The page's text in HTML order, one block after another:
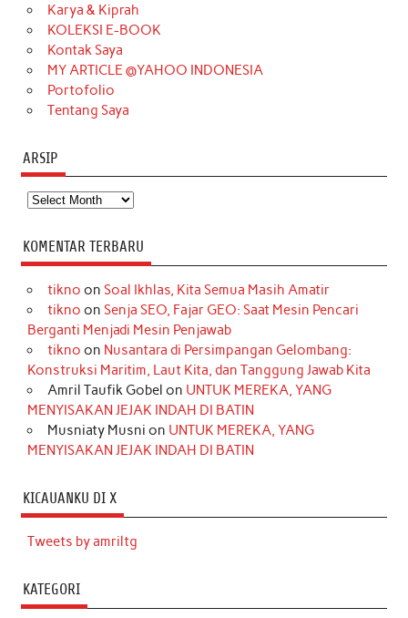
k
a
m
Karya & Kiprah
KOLEKSI E-BOOK
Kontak Saya
MY ARTICLE @YAHOO INDONESIA
Portofolio
Tentang Saya
ARSIP
Arsip
KOMENTAR TERBARU
tikno on Soal Ikhlas, Kita Semua Masih Amatir
tikno on Senja SEO, Fajar GEO: Saat Mesin Pencari
Berganti Menjadi Mesin Penjawab
tikno on Nusantara di Persimpangan Gelombang:
Konstruksi Maritim, Laut Kita, dan Tanggung Jawab Kita
Amril Taufik Gobel on UNTUK MEREKA, YANG
MENYISAKAN JEJAK INDAH DI BATIN
Musniaty Musni on UNTUK MEREKA, YANG
MENYISAKAN JEJAK INDAH DI BATIN
KICAUANKU DI X
Tweets by amriltg
KATEGORI